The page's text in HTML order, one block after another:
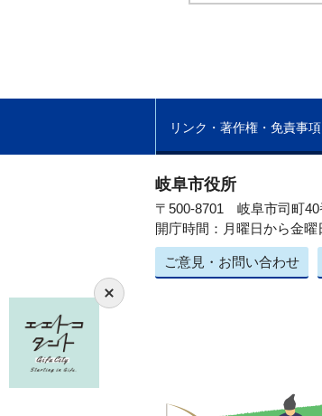
リンク・著作権・免責事項
岐阜市役所
〒500-8701 岐阜市司町
開庁時間：月曜日から金
ご意見・お問い合わせ